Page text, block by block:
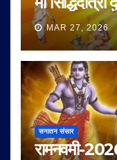
MAR 27, 2026
सनातन संसार
रामनवमी-